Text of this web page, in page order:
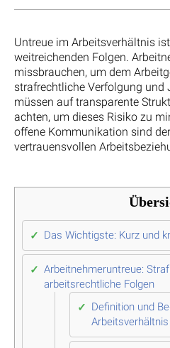
Untreue im Arbeitsverhältnis
weitreichenden Folgen.
missbrauchen, um dem
strafrechtliche Verfolgung und
müssen auf transparente
achten, um dieses Risiko zu
offene Kommunikation sind
vertrauensvollen
Das Wichtigste: Kurz und
Arbeitnehmeruntreue:
arbeitsrechtliche Folgen
Definition und
Arbeitsverhältnis